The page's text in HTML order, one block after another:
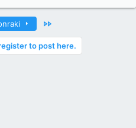
Last
to post here.